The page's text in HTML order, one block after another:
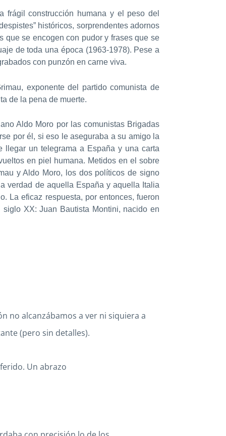
construcción humana y el peso del
históricos, sorprendentes adornos
que se encogen con pudor y frases que se
de toda una época (1963-1978). Pese a
con punzón en carne viva.
exponente del partido comunista de
de la pena de muerte.
Aldo Moro por las comunistas Brigadas
por él, si eso le aseguraba a su amigo la
un telegrama a España y una carta
en piel humana. Metidos en el sobre
y Aldo Moro, los dos políticos de signo
verdad de aquella España y aquella Italia
La eficaz respuesta, por entonces, fueron
XX: Juan Bautista Montini, nacido en
no alcanzábamos a ver ni siquiera a
(pero sin detalles).
Un abrazo